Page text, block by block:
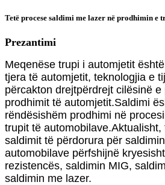
Tetë procese saldimi me lazer në prodhimin e
Prezantimi
Meqenëse trupi i automjetit
tjera të automjetit, teknologjia e
përcakton drejtpërdrejt cilësinë
prodhimit të automjetit.Saldimi
rëndësishëm prodhimi në
trupit të automobilave.Aktualisht,
saldimit të përdorura për
automobilave përfshijnë
rezistencës, saldimin MIG,
saldimin me lazer.